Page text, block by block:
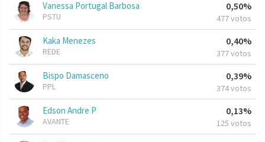
Vanessa Portugal Barbosa
PSTU
0,50%
477 votos
Kaka Menezes
REDE
0,40%
377 votos
Bispo Damasceno
PPL
0,39%
374 votos
Edson Andre P
AVANTE
0,13%
125 votos